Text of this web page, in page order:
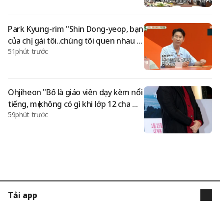
Park Kyung-rim "Shin Dong-yeop, bạn
của chị gái tôi..chúng tôi quen nhau t
ừ thời trung học"[Miu Sae]
51phút trước
Ohjiheon "Bố là giáo viên dạy kèm nổi
tiếng, mẹ không có gì khi lớp 12 cha mẹ l
y hôn..Gia tình sốc" [Star Issue]
59phút trước
Tải app